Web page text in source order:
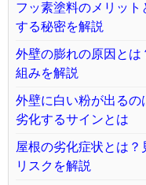
フッ素塗料のメリッ
する秘密を解説
外壁の膨れの原因と
組みを解説
外壁に白い粉が出る
劣化するサインとは
屋根の劣化症状とは
リスクを解説